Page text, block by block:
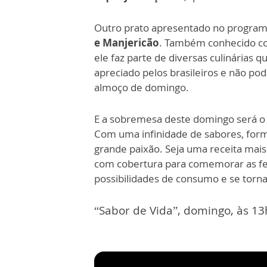
Outro prato apresentado no
e Manjericão. Também conhecido
ele faz parte de diversas culinárias
apreciado pelos brasileiros e não
almoço de domingo.
E a sobremesa deste domingo será o
Com uma infinidade de sabores,
grande paixão. Seja uma receita
com cobertura para comemorar as
possibilidades de consumo e se
“Sabor de Vida”, domingo, às